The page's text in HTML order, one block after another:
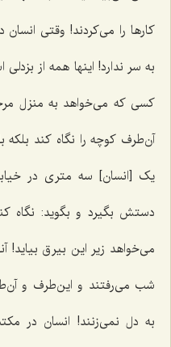
کارها را می‌کردند! وقتی
به سر ندارد! اینها همه از
کسی که می‌خواهد به منزل
آن‌طرف کوچه را نگاه کند بلکه
یک [انسان] سه متری در
دستش بگیرد و بگوید: نگاه
می‌خواهد زیر این بیرق بیاید!
شب می‌رفتند و این‌طرف و
به دل نمی‌زنند! انسان در